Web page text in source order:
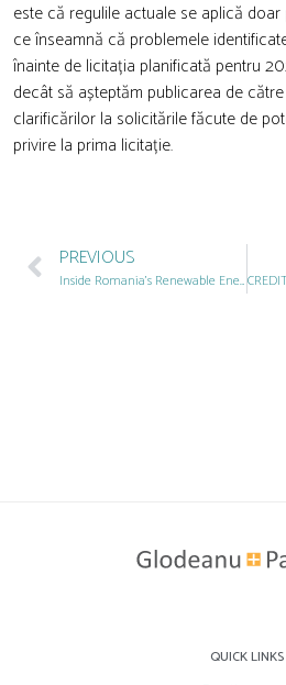
este că regulile actuale se aplică
ce înseamnă că problemele
înainte de licitația planificată pentru
decât să așteptăm publicarea de
clarificărilor la solicitările făcute de
privire la prima licitație.
PREVIOUS
Inside Romania’s Renewable Energy Landscape
QUICK LINKS